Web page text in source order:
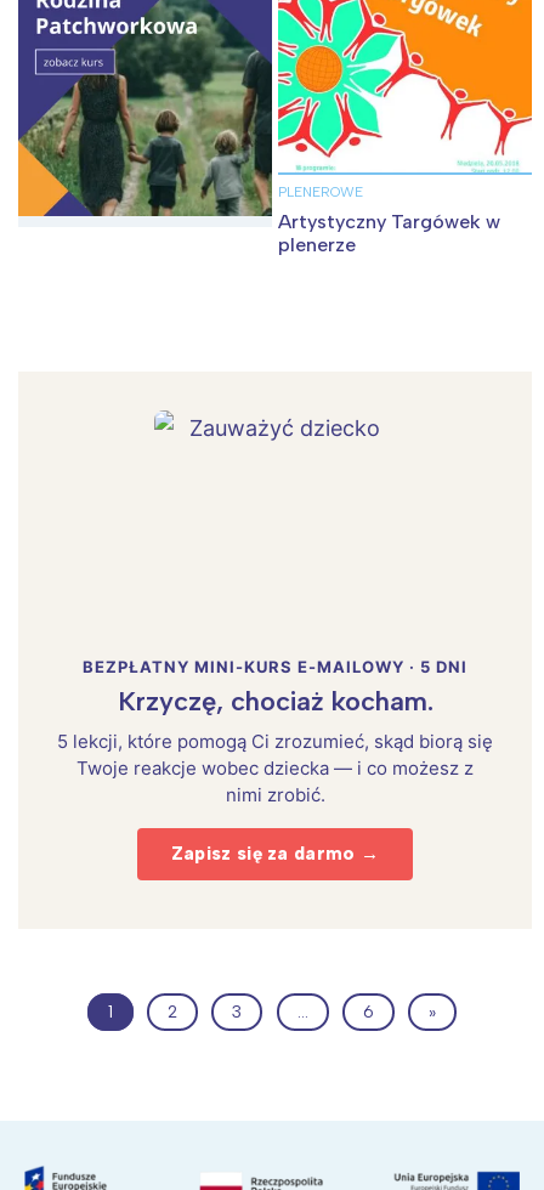
PLENEROWE
Artystyczny Targówek w
plenerze
BEZPŁATNY MINI-KURS E-MAILOWY · 5 DNI
Krzyczę, chociaż kocham.
5 lekcji, które pomogą Ci zrozumieć, skąd biorą się
Twoje reakcje wobec dziecka — i co możesz z
nimi zrobić.
Zapisz się za darmo →
1 2 3 … 6 »